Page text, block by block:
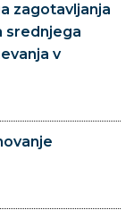
zagotavljanja
srednjega
v